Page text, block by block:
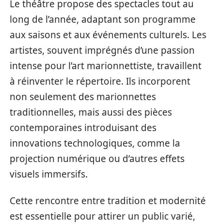
Le théâtre propose des spectacles tout au
long de l’année, adaptant son programme
aux saisons et aux événements culturels. Les
artistes, souvent imprégnés d’une passion
intense pour l’art marionnettiste, travaillent
à réinventer le répertoire. Ils incorporent
non seulement des marionnettes
traditionnelles, mais aussi des pièces
contemporaines introduisant des
innovations technologiques, comme la
projection numérique ou d’autres effets
visuels immersifs.
Cette rencontre entre tradition et modernité
est essentielle pour attirer un public varié,